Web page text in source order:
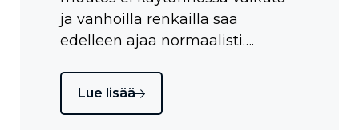
ja vanhoilla renkailla saa
edelleen ajaa normaalisti….
Lue lisää